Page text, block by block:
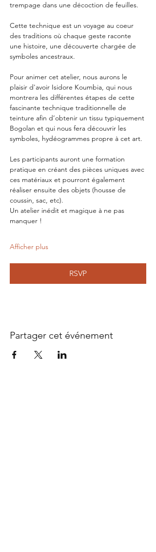
trempage dans une décoction de feuilles.
Cette technique est un voyage au coeur
des traditions où chaque geste raconte
une histoire, une découverte chargée de
symboles ancestraux.
Pour animer cet atelier, nous aurons le
plaisir d'avoir Isidore Koumbia, qui nous
montrera les différentes étapes de cette
fascinante technique traditionnelle de
teinture afin d’obtenir un tissu typiquement
Bogolan et qui nous fera découvrir les
symboles, hydéogrammes propre à cet art.
Les participants auront une formation
pratique en créant des pièces uniques avec
ces matériaux et pourront également
réaliser ensuite des objets (housse de
coussin, sac, etc).
Un atelier inédit et magique à ne pas
manquer !
Afficher plus
RSVP
Partager cet événement